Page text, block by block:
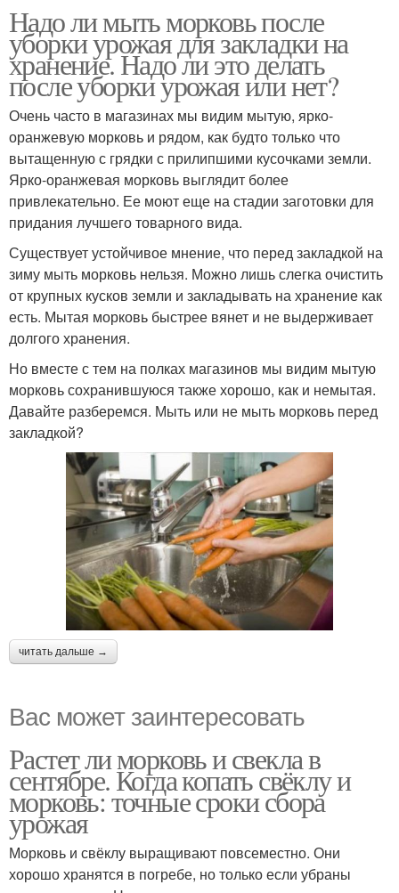
Надо ли мыть морковь после
уборки урожая для закладки на
хранение. Надо ли это делать
после уборки урожая или нет?
Очень часто в магазинах мы видим мытую, ярко-
оранжевую морковь и рядом, как будто только что
вытащенную с грядки с прилипшими кусочками земли.
Ярко-оранжевая морковь выглядит более
привлекательно. Ее моют еще на стадии заготовки для
придания лучшего товарного вида.
Существует устойчивое мнение, что перед закладкой на
зиму мыть морковь нельзя. Можно лишь слегка очистить
от крупных кусков земли и закладывать на хранение как
есть. Мытая морковь быстрее вянет и не выдерживает
долгого хранения.
Но вместе с тем на полках магазинов мы видим мытую
морковь сохранившуюся также хорошо, как и немытая.
Давайте разберемся. Мыть или не мыть морковь перед
закладкой?
читать дальше →
Вас может заинтересовать
Растет ли морковь и свекла в
сентябре. Когда копать свёклу и
морковь: точные сроки сбора
урожая
Морковь и свёклу выращивают повсеместно. Они
хорошо хранятся в погребе, но только если убраны